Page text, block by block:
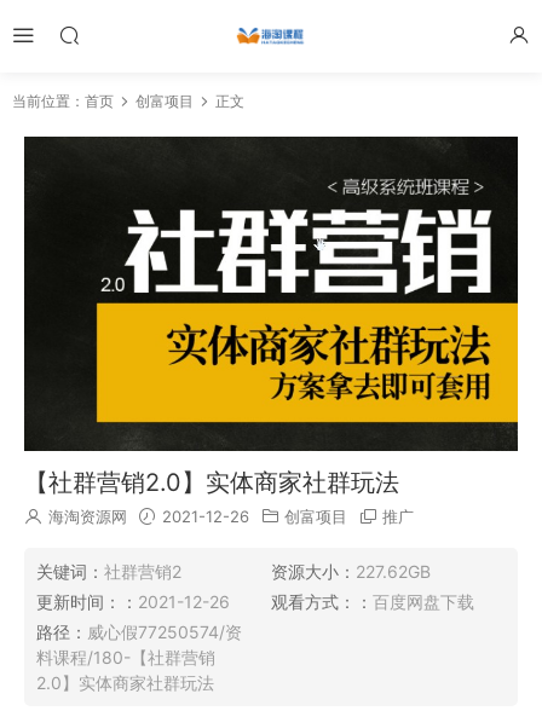
当前位置： 首页 创富项目 正文
【社群营销2.0】实体商家社群玩法
海淘资源网 2021-12-26 创富项目 推广
关键词： 社群营销2 资源大小： 227.62GB
更新时间：： 2021-12-26 观看方式：： 百度网盘下载
路径： 威心假77250574/资
料课程/180-【社群营销
2.0】实体商家社群玩法